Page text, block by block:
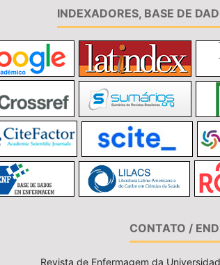
INDEXADORES, BASE DE
CONTATO /
Revista de Enfermagem da